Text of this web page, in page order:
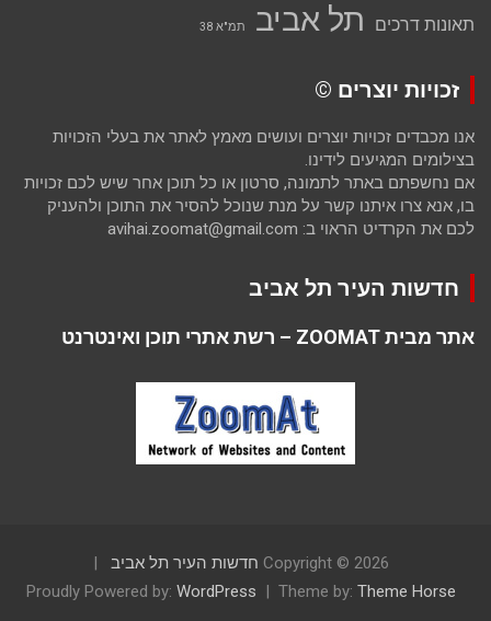
תאונות דרכים תל אביב תמ"א 38
זכויות יוצרים ©
אנו מכבדים זכויות יוצרים ועושים מאמץ לאתר את בעלי הזכויות
בצילומים המגיעים לידינו.
אם נחשפתם באתר לתמונה, סרטון או כל תוכן אחר שיש לכם זכויות
בו, אנא צרו איתנו קשר על מנת שנוכל להסיר את התוכן ולהעניק
לכם את הקרדיט הראוי ב: avihai.zoomat@gmail.com
חדשות העיר תל אביב
אתר מבית ZOOMAT – רשת אתרי תוכן ואינטרנט
Copyright © 2026 חדשות העיר תל אביב
Theme by: Theme Horse
Proudly Powered by: WordPress